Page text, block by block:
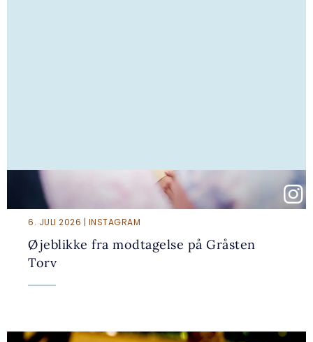
6. JULI 2026 | INSTAGRAM
Øjeblikke fra modtagelse på Gråsten
Torv